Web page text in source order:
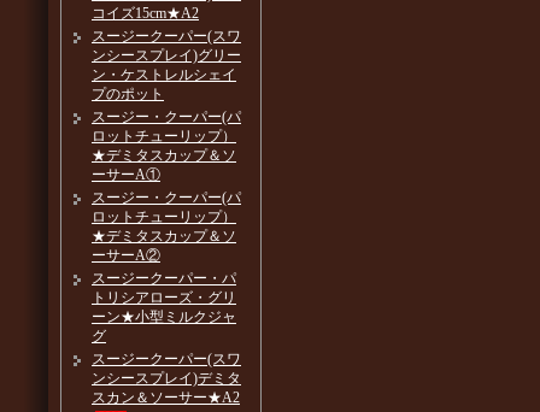
コイズ15cm★A2
スージークーパー(スワ
ンシースプレイ)グリー
ン・ケストレルシェイ
プのポット
スージー・クーパー(パ
ロットチューリップ）
★デミタスカップ＆ソ
ーサーA①
スージー・クーパー(パ
ロットチューリップ）
★デミタスカップ＆ソ
ーサーA②
スージークーパー・パ
トリシアローズ・グリ
ーン★小型ミルクジャ
グ
スージークーパー(スワ
ンシースプレイ)デミタ
スカン＆ソーサー★A2